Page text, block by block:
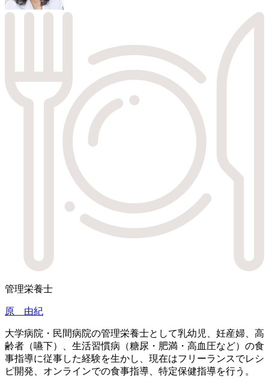
管理栄養士
原 由紀
大学病院・民間病院の管理栄養士として乳幼児、妊産婦、高
齢者（嚥下）、生活習慣病（糖尿・肥満・高血圧など）の食
事指導に従事した経験を生かし、現在はフリーランスでレシ
ピ開発、オンラインでの食事指導、特定保健指導を行う。